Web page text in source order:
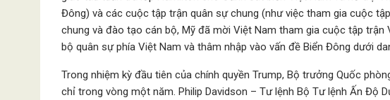
Đông) và các cuộc tập trận quân sự chung (như việc tham gia cuộc
chung và đào tạo cán bộ, Mỹ đã mời Việt Nam tham gia cuộc tập
bộ quân sự phía Việt Nam và thâm nhập vào vấn đề Biển Đông dưới
Trong nhiệm kỳ đầu tiên của chính quyền Trump, Bộ trưởng Quốc
chỉ trong vòng một năm. Philip Davidson – Tư lệnh Bộ Tư lệnh Ấn Độ